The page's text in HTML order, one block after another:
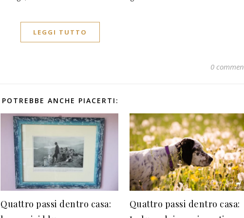
LEGGI TUTTO
0
POTREBBE ANCHE PIACERTI:
Quattro passi dentro casa:
Quattro passi dentro casa: